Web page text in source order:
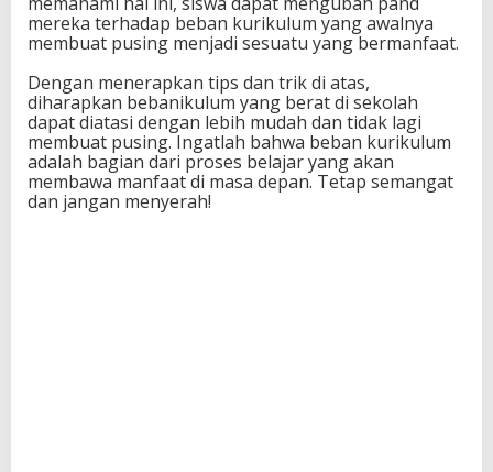
!
mereka terhadap beban kurikulum yang awalnya
membuat pusing menjadi sesuatu yang bermanfaat.
Dengan menerapkan tips dan trik di atas,
diharapkan bebanikulum yang berat di sekolah
dapat diatasi dengan lebih mudah dan tidak lagi
membuat pusing. Ingatlah bahwa beban kurikulum
adalah bagian dari proses belajar yang akan
membawa manfaat di masa depan. Tetap semangat
dan jangan menyerah!